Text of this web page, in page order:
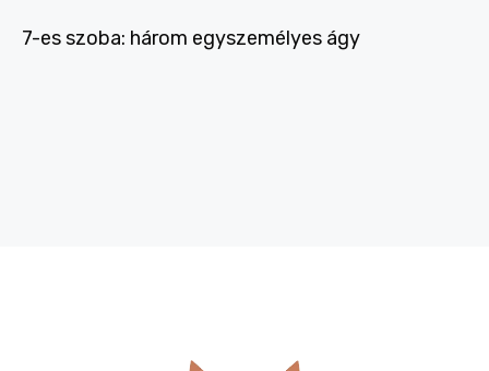
7-es szoba: három egyszemélyes ágy